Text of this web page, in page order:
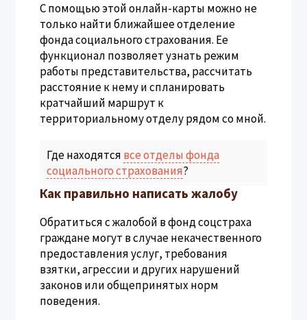
С помощью этой онлайн-карты можно не
только найти ближайшее отделение
фонда социального страхования. Ее
функционал позволяет узнать режим
работы представительства, рассчитать
расстояние к нему и спланировать
кратчайший маршрут к
территориальному отделу рядом со мной.
Где находятся все отделы фонда
социального страхования?
Как правильно написать жалобу
Обратиться с жалобой в фонд соцстраха
граждане могут в случае некачественного
предоставления услуг, требования
взятки, агрессии и других нарушений
законов или общепринятых норм
поведения.